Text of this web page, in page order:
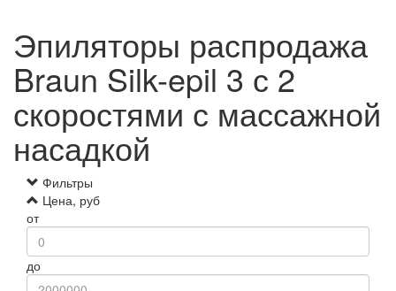
Эпиляторы распродажа
Braun Silk-epil 3 с 2
скоростями с массажной
насадкой
Фильтры
Цена, руб
от
до